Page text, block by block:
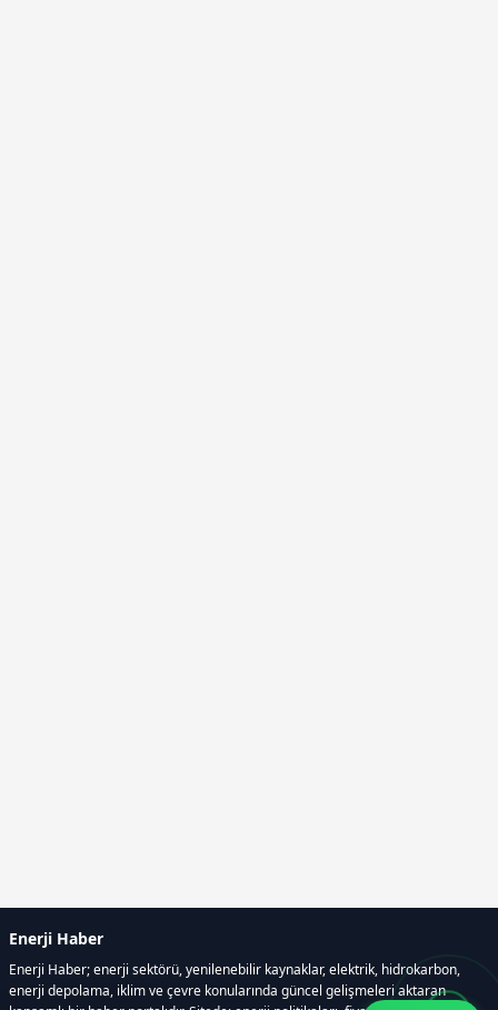
Enerji Haber
Enerji Haber; enerji sektörü, yenilenebilir kaynaklar, elektrik, hidrokarbon,
enerji depolama, iklim ve çevre konularında güncel gelişmeleri aktaran